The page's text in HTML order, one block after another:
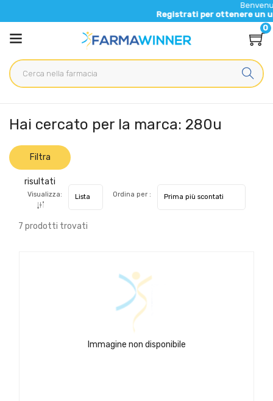
Benvenuto nel
Registrati per ottenere un
0
Home Marche parafarmaci 280u
Hai cercato per la marca: 280u
Filtra
risultati
7 prodotti trovati
Visualizza: Ordina per :
Immagine non disponibile